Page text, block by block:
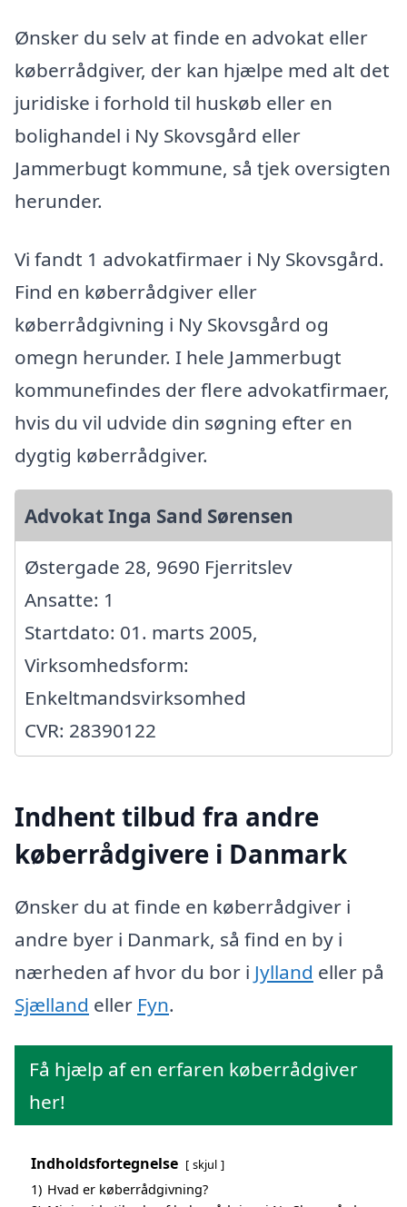
Ønsker du selv at finde en advokat eller
køberrådgiver, der kan hjælpe med alt det
juridiske i forhold til huskøb eller en
bolighandel i Ny Skovsgård eller
Jammerbugt kommune, så tjek oversigten
herunder.
Vi fandt 1 advokatfirmaer i Ny Skovsgård.
Find en køberrådgiver eller
køberrådgivning i Ny Skovsgård og
omegn herunder. I hele Jammerbugt
kommunefindes der flere advokatfirmaer,
hvis du vil udvide din søgning efter en
dygtig køberrådgiver.
Advokat Inga Sand Sørensen
Østergade 28, 9690 Fjerritslev
Ansatte: 1
Startdato: 01. marts 2005,
Virksomhedsform:
Enkeltmandsvirksomhed
CVR: 28390122
Indhent tilbud fra andre
køberrådgivere i Danmark
Ønsker du at finde en køberrådgiver i
andre byer i Danmark, så find en by i
nærheden af hvor du bor i Jylland eller på
Sjælland eller Fyn.
Få hjælp af en erfaren køberrådgiver
her!
Indholdsfortegnelse skjul
1) Hvad er køberrådgivning?